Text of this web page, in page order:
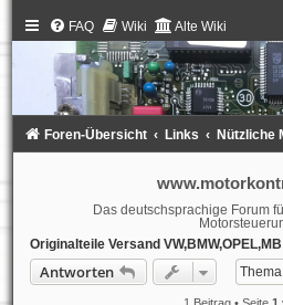
FAQ Wiki Alte Wiki
Foren-Übersicht Links Nützliche
Das deutschsprachige Forum
Originalteile Versand
Antworten